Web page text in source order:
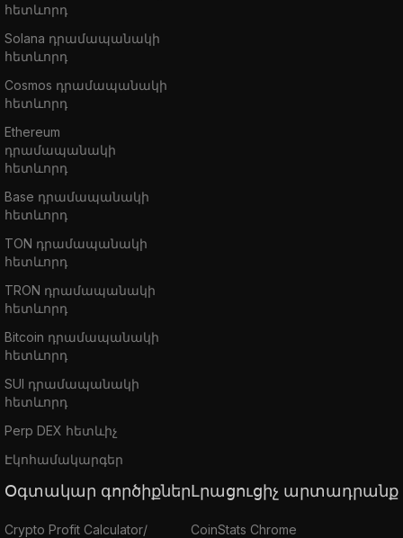
հետևորդ
Solana դրամապանակի
հետևորդ
Cosmos դրամապանակի
հետևորդ
Ethereum
դրամապանակի
հետևորդ
Base դրամապանակի
հետևորդ
TON դրամապանակի
հետևորդ
TRON դրամապանակի
հետևորդ
Bitcoin դրամապանակի
հետևորդ
SUI դրամապանակի
հետևորդ
Perp DEX հետևիչ
Էկոհամակարգեր
Օգտակար գործիքներ
Crypto Profit Calculator/
Լրացուցիչ արտադրանք
CoinStats Chrome